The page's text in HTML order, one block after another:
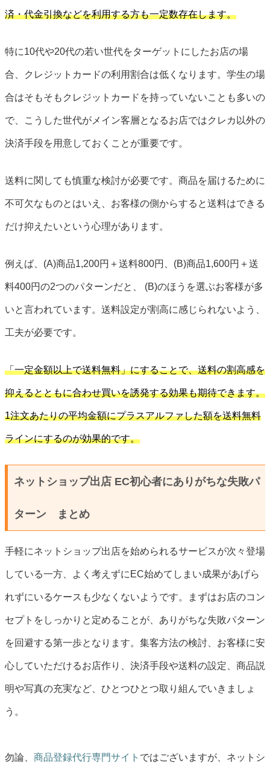
済・代金引換などを利用する方も一定数存在します。
特に10代や20代の若い世代をターゲットにしたお店の場
合、クレジットカードの利用割合は低くなります。学生の場
合はそもそもクレジットカードを持っていないことも多いの
で、こうした世代がメイン客層となるお店ではクレカ以外の
決済手段を用意しておくことが重要です。
送料に関しても慎重な検討が必要です。商品を届けるために
不可欠なものとはいえ、お客様の側からすると送料はできる
だけ抑えたいという心理があります。
例えば、(A)商品1,200円＋送料800円、(B)商品1,600円＋送
料400円の2つのパターンだと、 (B)のほうを選ぶお客様が多
いと言われています。送料設定が割高に感じられないよう、
工夫が必要です。
「一定金額以上で送料無料」にすることで、送料の割高感を
抑えるとともに合わせ買いを誘発する効果も期待できます。
1注文あたりの平均金額にプラスアルファした額を送料無料
ラインにするのが効果的です。
ネットショップ出店 EC初心者にありがちな失敗パ
ターン まとめ
手軽にネットショップ出店を始められるサービスが次々登場
している一方、よく考えずにEC始めてしまい成果があげら
れずにいるケースも少なくないようです。まずはお店のコン
セプトをしっかりと定めることが、ありがちな失敗パターン
を回避する第一歩となります。集客方法の検討、お客様に安
心していただけるお店作り、決済手段や送料の設定、商品説
明や写真の充実など、ひとつひとつ取り組んでいきましょ
う。
勿論、 商品登録代行専門サイト ではございますが、ネットシ